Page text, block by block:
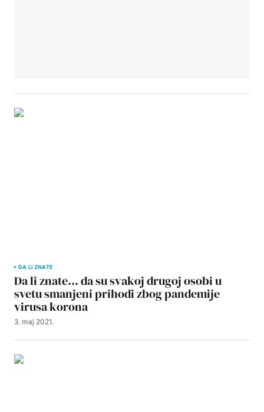
DA LI ZNATE
Da li znate… da su svakoj drugoj osobi u
svetu smanjeni prihodi zbog pandemije
virusa korona
3. maj 2021.